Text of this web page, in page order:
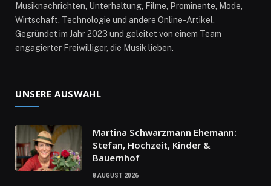
Musiknachrichten, Unterhaltung, Filme, Prominente, Mode,
Wirtschaft, Technologie und andere Online-Artikel.
Gegründet im Jahr 2023 und geleitet von einem Team
engagierter Freiwilliger, die Musik lieben.
UNSERE AUSWAHL
Martina Schwarzmann Ehemann:
Stefan, Hochzeit, Kinder &
Bauernhof
8 AUGUST 2026